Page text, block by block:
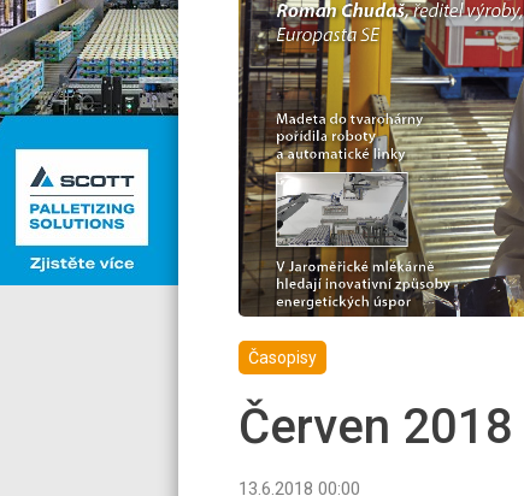
Časopisy
Červen 2018
13.6.2018 00:00